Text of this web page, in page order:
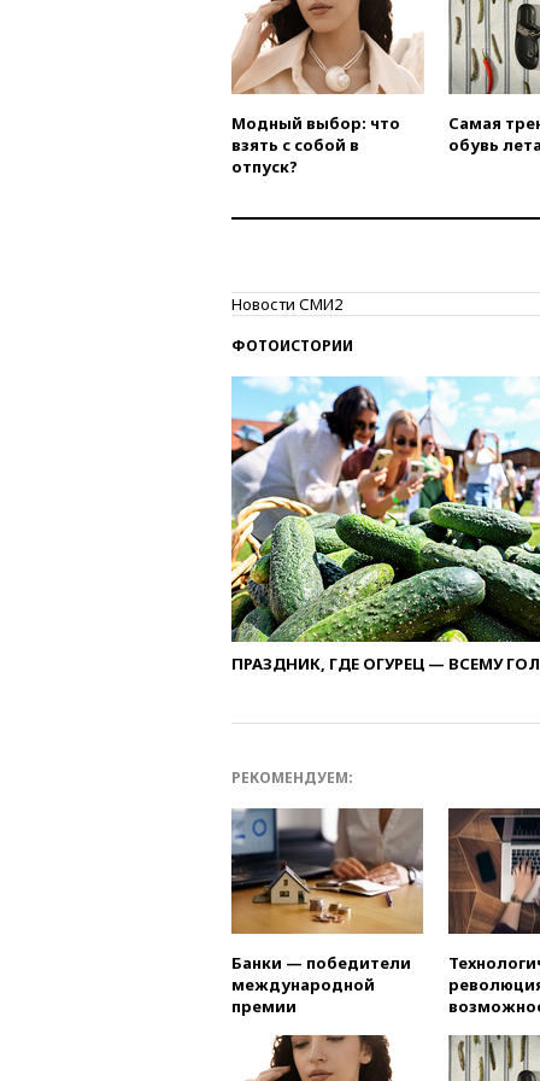
Модный выбор: что
взять с собой в
отпуск?
Самая
обувь
Новости СМИ2
ФОТОИСТОРИИ
ПРАЗДНИК, ГДЕ ОГУРЕЦ — ВСЕМУ
РЕКОМЕНДУЕМ:
Банки — победители
международной
премии